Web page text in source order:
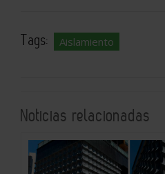
Tags: Aislamiento
Noticias relacionadas